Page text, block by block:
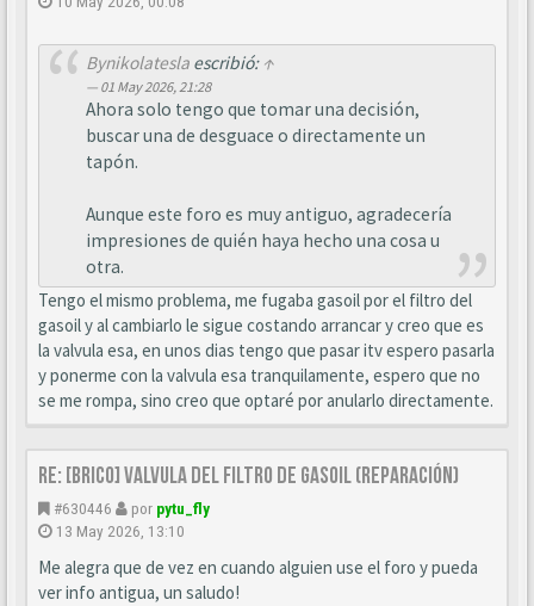
Bynikolateslaescribió: ↑
01 May 2026, 21:28
Ahora solo tengo que tomar una decisión,
buscar una de desguace o directamente un
tapón.
Aunque este foro es muy antiguo, agradecería
impresiones de quién haya hecho una cosa u
otra.
Tengo el mismo problema, me fugaba gasoil por el filtro del
gasoil y al cambiarlo le sigue costando arrancar y creo que es
la valvula esa, en unos dias tengo que pasar itv espero pasarla
y ponerme con la valvula esa tranquilamente, espero que no
se me rompa, sino creo que optaré por anularlo directamente.
Re: [BRICO] Valvula del filtro de gasoil (reparación)
#630446 por pytu_fly
13 May 2026, 13:10
Me alegra que de vez en cuando alguien use el foro y pueda
ver info antigua, un saludo!